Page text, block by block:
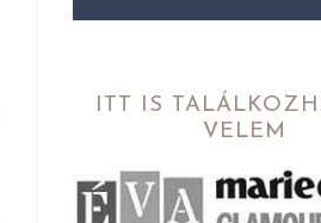
ITT IS
VELEM